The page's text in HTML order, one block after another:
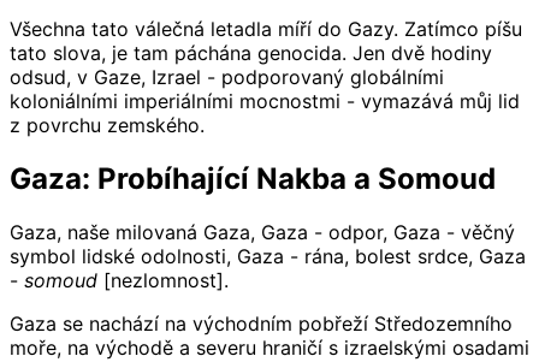
Všechna tato válečná letadla míří do Gazy. Zatímco píšu
tato slova, je tam páchána genocida. Jen dvě hodiny
odsud, v Gaze, Izrael - podporovaný globálními
koloniálními imperiálními mocnostmi - vymazává můj lid
z povrchu zemského.
Gaza: Probíhající Nakba a Somoud
Gaza, naše milovaná Gaza, Gaza - odpor, Gaza - věčný
symbol lidské odolnosti, Gaza - rána, bolest srdce, Gaza
- somoud [nezlomnost].
Gaza se nachází na východním pobřeží Středozemního
moře, na východě a severu hraničí s izraelskými osadami